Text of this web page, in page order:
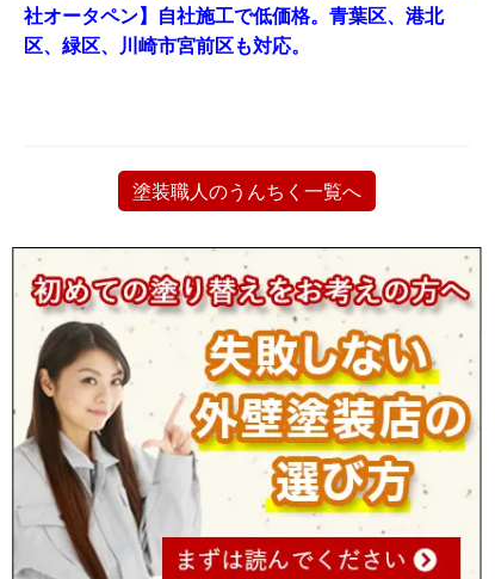
社オータペン】自社施工で低価格。青葉区、港北
区、緑区、川崎市宮前区も対応。
塗装職人のうんちく一覧へ